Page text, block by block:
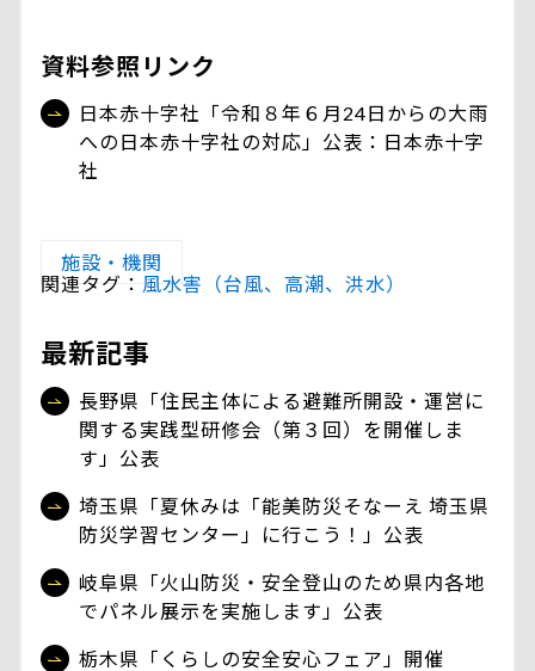
資料参照リンク
日本赤十字社「令和８年６月24日からの大雨
への日本赤十字社の対応」公表：日本赤十字
社
施設・機関
関連タグ： 風水害（台風、高潮、洪水）
最新記事
長野県「住民主体による避難所開設・運営に
関する実践型研修会（第３回）を開催しま
す」公表
埼玉県「夏休みは「能美防災そなーえ 埼玉県
防災学習センター」に行こう！」公表
岐阜県「火山防災・安全登山のため県内各地
でパネル展示を実施します」公表
栃木県「くらしの安全安心フェア」開催